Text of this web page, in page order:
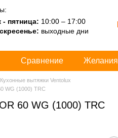
- пятница: 10:00 – 17:00
выходные дни
Сравнение Желания
Кухонные вытяжки Ventolux
WG (1000) TRC
60 WG (1000) TRC